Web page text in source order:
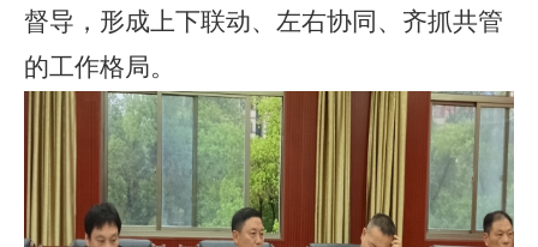
督导，形成上下联动、左右协同、齐抓共管
的工作格局。